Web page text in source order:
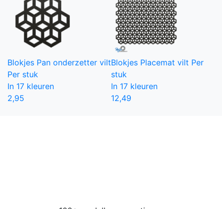
Blokjes Pan onderzetter vilt
Per stuk
In 17 kleuren
2,95
Blokjes Placemat vilt Per
stuk
In 17 kleuren
12,49